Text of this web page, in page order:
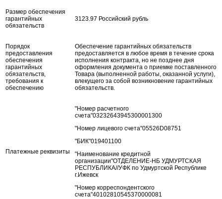
Размер обеспечения
гарантийных
обязательств
3123.97 Российский рубль
Порядок
предоставления
обеспечения
гарантийных
обязательств,
требования к
обеспечению
Обеспечение гарантийных обязательств
предоставляется в любое время в течение срока
исполнения контракта, но не позднее дня
оформления документа о приемке поставленного
Товара (выполненной работы, оказанной услуги),
влекущего за собой возникновение гарантийных
обязательств.
Платежные реквизиты
"Номер расчетного
счета"03232643945300001300
"Номер лицевого счета"05526D08751
"БИК"019401100
"Наименование кредитной
организации"ОТДЕЛЕНИЕ-НБ УДМУРТСКАЯ
РЕСПУБЛИКА//УФК по Удмуртской Республике
г.Ижевск
"Номер корреспондентского
счета"40102810545370000081